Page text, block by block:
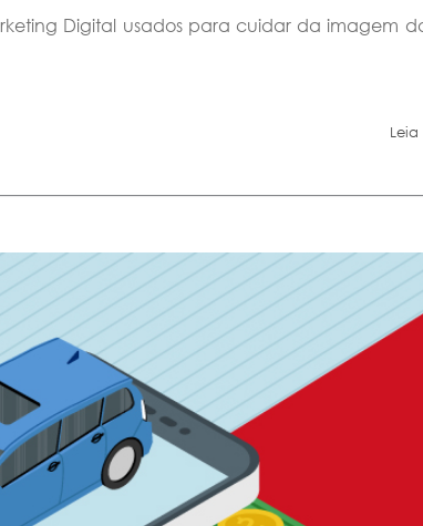
Digital usados para cuidar da imagem